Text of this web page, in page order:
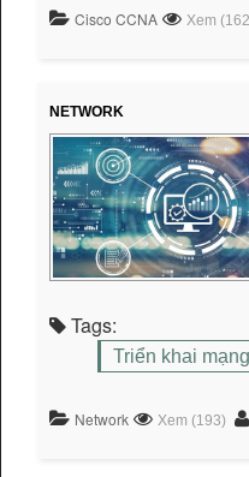
Cisco CCNA Xem
NETWORK
Tags:
Triển khai
Network Xem (193)